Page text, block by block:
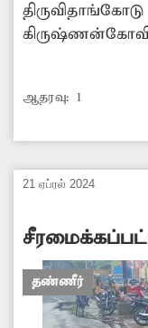
குடிநீர்
ஆண்டுகளாக
தொட்டியுடன்
பாய்ந்து
சம்பந்தப்பட்ட
குழாய்
வீணாவதை தடுக்க
ஆதரவு: 1
21 ஏப்ரல் 2024
தண்ணீர்